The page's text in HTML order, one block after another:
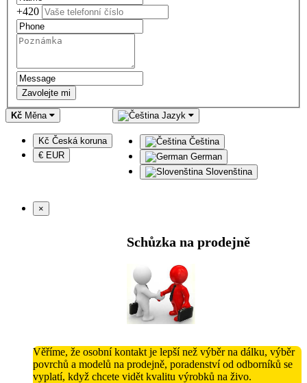
+420
Zavolejte mi
Kč Měna
Kč Česká koruna
€ EUR
Jazyk
Čeština
German
Slovenština
×
Schůzka na prodejně
Věříme, že osobní kontakt je lepší než výběr na dálku, výběr
povrchů a modelů na prodejně, poradenství od odborníků se
vyplatí, když chcete vidět kvalitu výrobků na živo.